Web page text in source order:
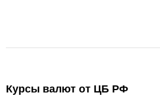
Курсы валют от ЦБ РФ